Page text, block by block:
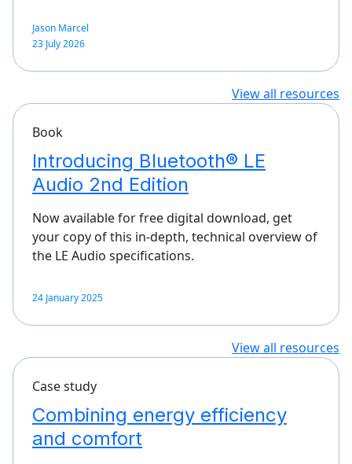
Jason Marcel
23 July 2026
View all resources
Book
Introducing Bluetooth® LE
Audio 2nd Edition
Now available for free digital download, get
your copy of this in-depth, technical overview of
the LE Audio specifications.
24 January 2025
View all resources
Case study
Combining energy efficiency
and comfort